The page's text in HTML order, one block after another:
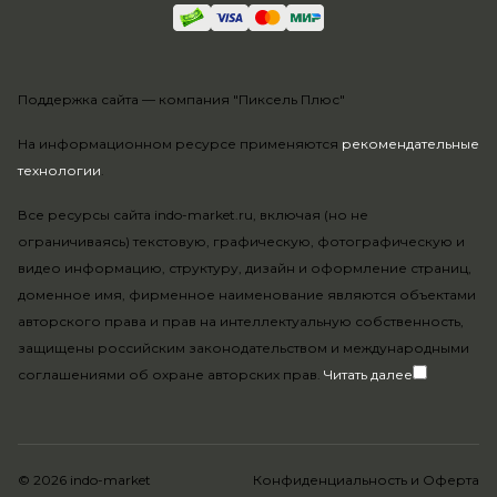
На информационном ресурсе применяются рекомендательные
технологии.
Все ресурсы сайта indo-market.ru, включая (но не
ограничиваясь) текстовую, графическую, фотографическую и
видео информацию, структуру, дизайн и оформление страниц,
доменное имя, фирменное наименование являются объектами
авторского права и прав на интеллектуальную собственность,
защищены российским законодательством и международными
соглашениями об охране авторских прав. Читать далее
Поддержка сайта — компания "Пиксель Плюс"
© 2026 indo-market Конфиденциальность и Оферта